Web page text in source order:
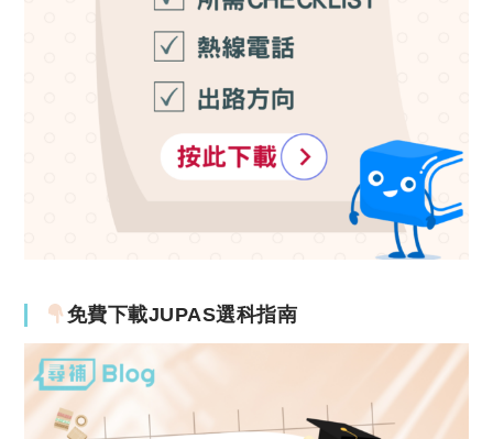
免費下載JUPAS選科指南